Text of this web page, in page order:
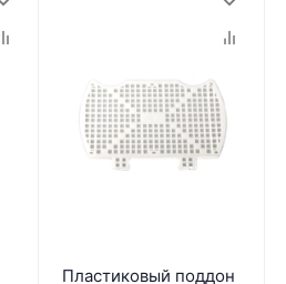
Пластиковый поддон